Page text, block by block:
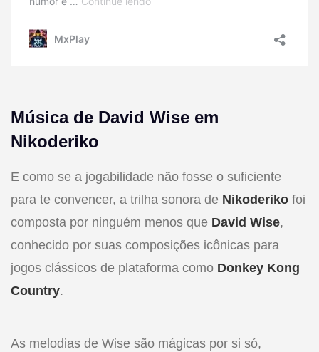
Música de David Wise em
Nikoderiko
E como se a jogabilidade não fosse o suficiente
para te convencer, a trilha sonora de Nikoderiko foi
composta por ninguém menos que David Wise,
conhecido por suas composições icônicas para
jogos clássicos de plataforma como Donkey Kong
Country.
As melodias de Wise são mágicas por si só,